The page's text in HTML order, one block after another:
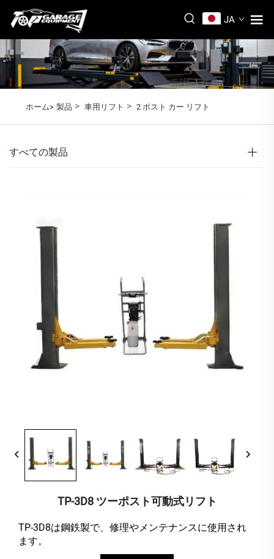
JA
ホーム> 製品 > 車用リフト > 2 ポスト カー リフト
すべての製品
TP-3D8 ツーポスト可動式リフト
TP-3D8は鋼鉄製で、修理やメンテナンスに使用され
ます。